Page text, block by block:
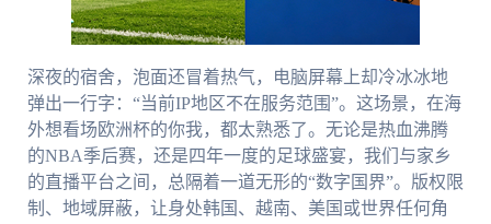
深夜的宿舍，泡面还冒着热气，电脑屏幕上却冷冰冰地
弹出一行字：“当前IP地区不在服务范围”。这场景，在海
外想看场欧洲杯的你我，都太熟悉了。无论是热血沸腾
的NBA季后赛，还是四年一度的足球盛宴，我们与家乡
的直播平台之间，总隔着一道无形的“数字国界”。版权限
制、地域屏蔽，让身处韩国、越南、美国或世界任何角